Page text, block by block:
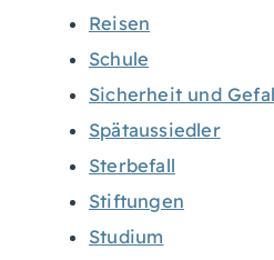
Reisen
Schule
Sicherheit und
Spätaussiedler
Sterbefall
Stiftungen
Studium